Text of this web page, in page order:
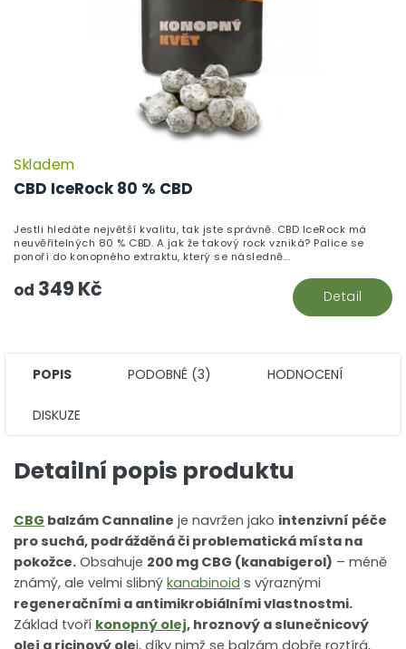
CBD IceRock 80 % CBD
Skladem
od 349 Kč Detail
Jestli hledáte největší kvalitu, tak jste správně. CBD IceRock má
neuvěřitelných 80 % CBD. A jak že takový rock vzniká? Palice se
ponoří do konopného extraktu, který se následně...
POPIS PODOBNÉ (3) HODNOCENÍ
DISKUZE
Detailní popis produktu
CBG balzám Cannaline je navržen jako intenzivní péče
pro suchá, podrážděná či problematická místa na
pokožce. Obsahuje 200 mg CBG (kanabigerol) – méně
známý, ale velmi slibný kanabinoid s výraznými
regeneračními a antimikrobiálními vlastnostmi.
Základ tvoří konopný olej, hroznový a slunečnicový